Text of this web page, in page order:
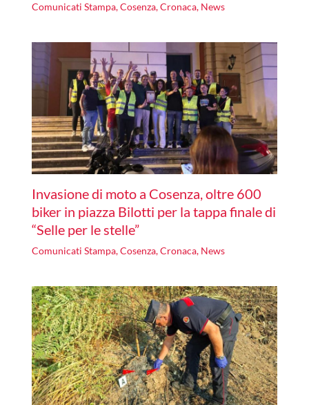
Comunicati Stampa,Cosenza,Cronaca, News
Invasione di moto a Cosenza, oltre 600
biker in piazza Bilotti per la tappa finale di
“Selle per le stelle”
Comunicati Stampa,Cosenza,Cronaca, News